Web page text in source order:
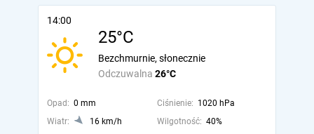
14:00
25°C
Odczuwalna 26°C
Bezchmurnie, słonecznie
Opad: 0 mm Ciśnienie: 1020 hPa
Wiatr:
16 km/h Wilgotność: 40%